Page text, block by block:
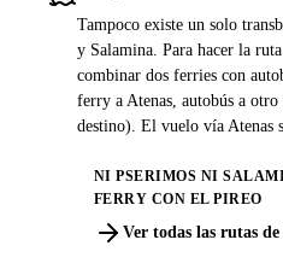
Tampoco existe un solo
y Salamina. Para hacer la
combinar dos ferries con
ferry a Atenas, autobús a
destino). El vuelo vía Atenas
NI PSERIMOS NI
FERRY CON EL PIREO
Ver todas las rutas